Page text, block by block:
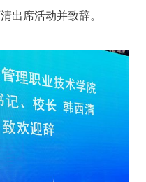
出席活动并致辞。